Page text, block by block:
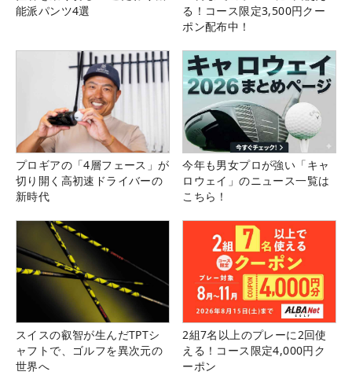
能派パンツ4選
る！コース限定3,500円クー
ポン配布中！
プロギアの「4層フェース」が
切り開く高初速ドライバーの
新時代
今年も男女プロが強い「キャ
ロウェイ」のニュース一覧は
こちら！
スイスの叡智が生んだTPTシ
ャフトで、ゴルフを異次元の
世界へ
2組7名以上のプレーに2回使
える！コース限定4,000円ク
ーポン